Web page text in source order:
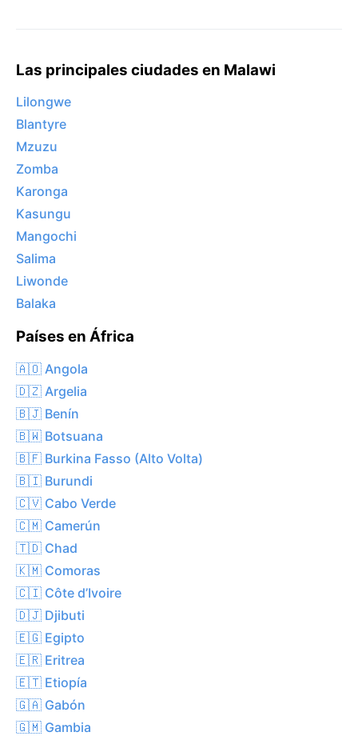
Las principales ciudades en Malawi
Lilongwe
Blantyre
Mzuzu
Zomba
Karonga
Kasungu
Mangochi
Salima
Liwonde
Balaka
Países en África
🇦🇴 Angola
🇩🇿 Argelia
🇧🇯 Benín
🇧🇼 Botsuana
🇧🇫 Burkina Fasso (Alto Volta)
🇧🇮 Burundi
🇨🇻 Cabo Verde
🇨🇲 Camerún
🇹🇩 Chad
🇰🇲 Comoras
🇨🇮 Côte d’Ivoire
🇩🇯 Djibuti
🇪🇬 Egipto
🇪🇷 Eritrea
🇪🇹 Etiopía
🇬🇦 Gabón
🇬🇲 Gambia